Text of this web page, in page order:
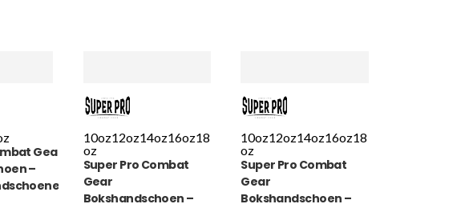
Gear
–
10oz12oz14oz16oz18
oz
Super Pro Combat
Gear
Bokshandschoen –
10oz12oz14oz16oz18
oz
Super Pro Combat
Gear
Bokshandschoen –